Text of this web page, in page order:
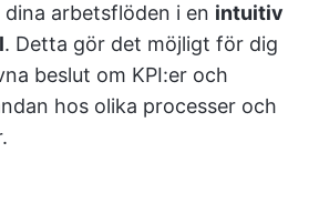
arbetsflöden i en intuitiv
. Detta gör det möjligt för dig
beslut om KPI:er och
hos olika processer och